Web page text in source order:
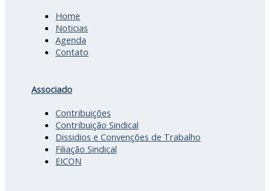
Home
Noticias
Agenda
Contato
Associado
Contribuições
Contribuição Sindical
Dissidios e Convenções de Trabalho
Filiação Sindical
EICON